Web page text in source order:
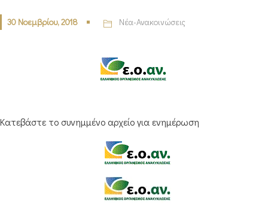
30 Νοεμβρίου, 2018 Νέα-Ανακοινώσεις
Κατεβάστε το συνημμένο αρχείο για ενημέρωση